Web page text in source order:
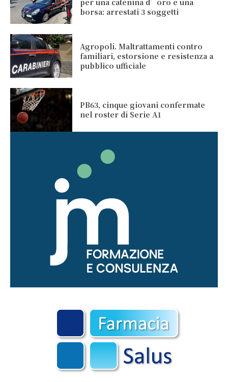
per una catenina d’oro e una
borsa: arrestati 3 soggetti
Agropoli. Maltrattamenti contro
familiari, estorsione e resistenza a
pubblico ufficiale
PB63, cinque giovani confermate
nel roster di Serie A1